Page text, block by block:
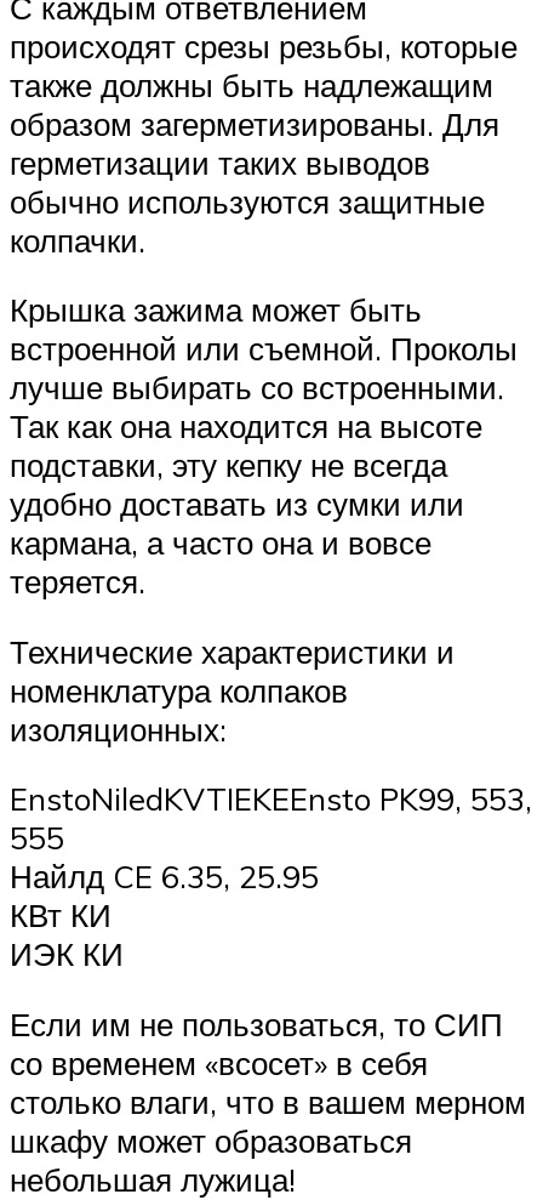
происходят срезы резьбы, которые
также должны быть надлежащим
образом загерметизированы. Для
герметизации таких выводов
обычно используются защитные
колпачки.
Крышка зажима может быть
встроенной или съемной. Проколы
лучше выбирать со встроенными.
Так как она находится на высоте
подставки, эту кепку не всегда
удобно доставать из сумки или
кармана, а часто она и вовсе
теряется.
Технические характеристики и
номенклатура колпаков
изоляционных:
EnstoNiledKVTIEKEEnsto PK99, 553,
555
Найлд CE 6.35, 25.95
КВт КИ
ИЭК КИ
Если им не пользоваться, то СИП
со временем «всосет» в себя
столько влаги, что в вашем мерном
шкафу может образоваться
небольшая лужица!